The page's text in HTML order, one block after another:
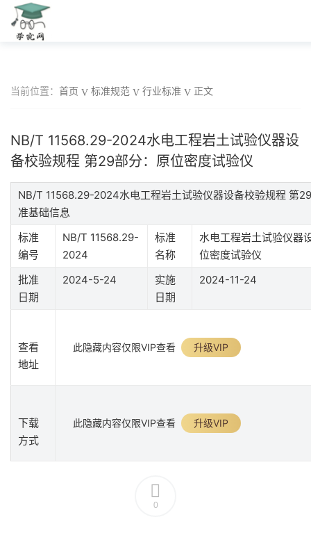
当前位置： 首页 标准规范 行业标准 正文
NB/T 11568.29-2024水电工程岩土试验仪器设
备校验规程 第29部分：原位密度试验仪
NB/T 11568.29-2024水电工程岩土试验仪器设备校验规程 第
准基础信息
标准
编号
NB/T 11568.29-
2024
标准
名称
水电工程岩土试验仪器
位密度试验仪
批准
日期
2024-5-24
实施
日期
2024-11-24
查看
地址
此隐藏内容仅限VIP查看 升级VIP
下载
方式
此隐藏内容仅限VIP查看 升级VIP
0